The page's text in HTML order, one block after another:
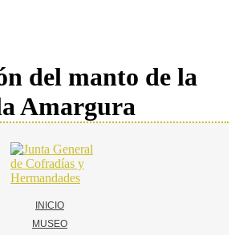
del manto de la
Amargura
INICIO
MUSEO